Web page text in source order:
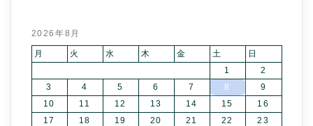
2026年8月
月 火 水 木 金 土
日
1
2
3
4 5 6 7 8
9
10
11 12 13 14 15
16
17
18 19 20 21 22
23